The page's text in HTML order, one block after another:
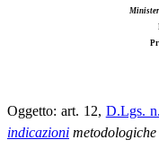
Oggetto: art. 12, D.Lgs.
indicazioni